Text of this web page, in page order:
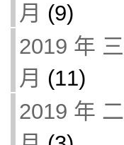
月 (9)
2019 年 三
月 (11)
2019 年 二